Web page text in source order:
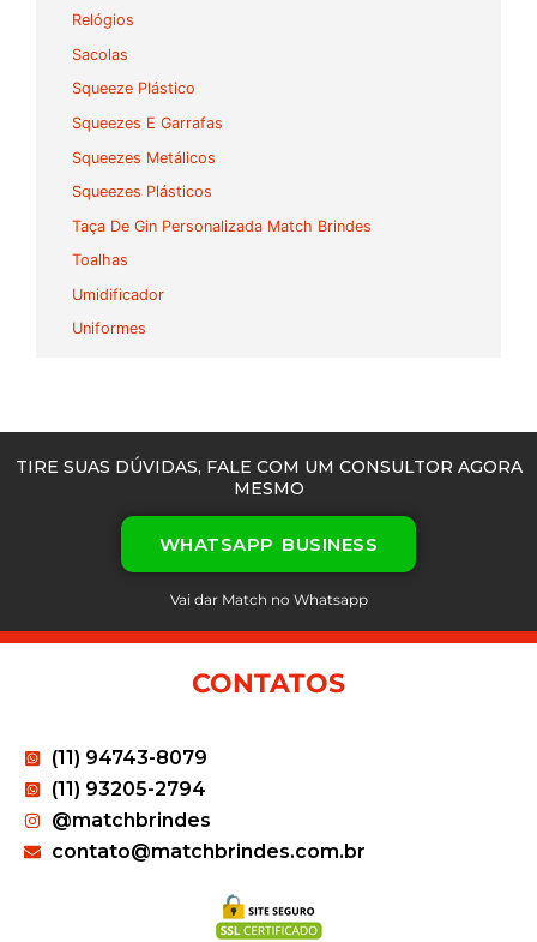
Relógios
Sacolas
Squeeze Plástico
Squeezes E Garrafas
Squeezes Metálicos
Squeezes Plásticos
Taça De Gin Personalizada Match Brindes
Toalhas
Umidificador
Uniformes
TIRE SUAS DÚVIDAS, FALE COM UM CONSULTOR AGORA
MESMO
WHATSAPP BUSINESS
Vai dar Match no Whatsapp
CONTATOS
(11) 94743-8079
(11) 93205-2794
@matchbrindes
contato@matchbrindes.com.br